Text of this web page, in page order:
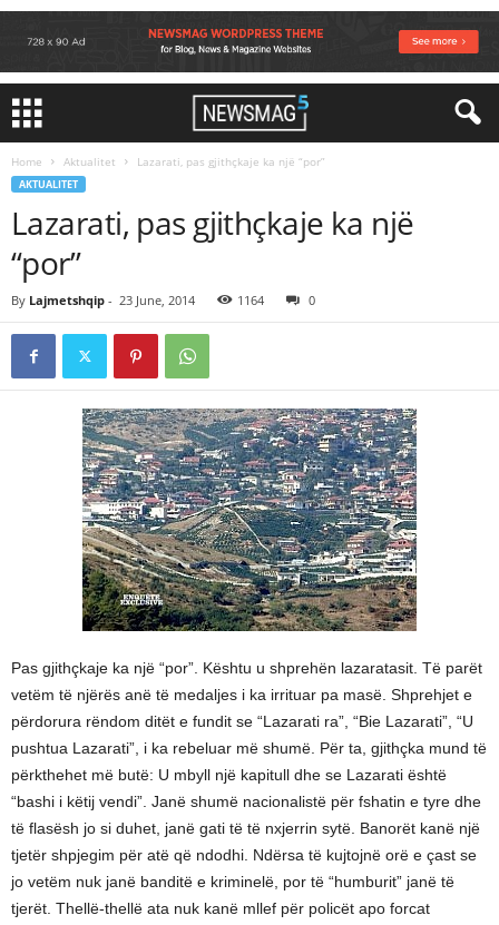
Home Aktualitet Lazarati, pas gjithçkaje ka një “por”
AKTUALITET
Lazarati, pas gjithçkaje ka një
“por”
By Lajmetshqip - 23 June, 2014 1164 0
Pas gjithçkaje ka një “por”. Kështu u shprehën lazaratasit. Të parët
vetëm të njërës anë të medaljes i ka irrituar pa masë. Shprehjet e
përdorura rëndom ditët e fundit se “Lazarati ra”, “Bie Lazarati”, “U
pushtua Lazarati”, i ka rebeluar më shumë. Për ta, gjithçka mund të
përkthehet më butë: U mbyll një kapitull dhe se Lazarati është
“bashi i këtij vendi”. Janë shumë nacionalistë për fshatin e tyre dhe
të flasësh jo si duhet, janë gati të të nxjerrin sytë. Banorët kanë një
tjetër shpjegim për atë që ndodhi. Ndërsa të kujtojnë orë e çast se
jo vetëm nuk janë banditë e kriminelë, por të “humburit” janë të
tjerët. Thellë-thellë ata nuk kanë mllef për policët apo forcat